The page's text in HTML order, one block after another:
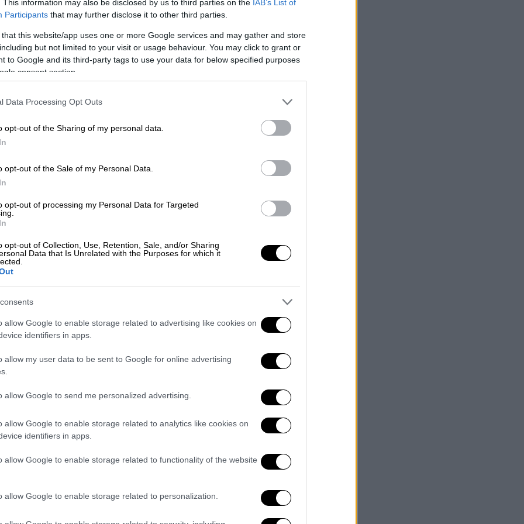
This information may also be disclosed by us to third parties on the IAB’s List of
Participants that may further disclose it to other third parties.
that this website/app uses one or more Google services and may gather and store
but not limited to your visit or usage behaviour. You may click to grant or
to Google and its third-party tags to use your data for below specified purposes
consent section.
Data Processing Opt Outs
opt-out of the Sharing of my personal data.
opt-out of the Sale of my Personal Data.
opt-out of processing my Personal Data for Targeted
opt-out of Collection, Use, Retention, Sale, and/or Sharing
Data that Is Unrelated with the Purposes for which it
allow Google to enable storage related to advertising like cookies on
identifiers in apps.
allow my user data to be sent to Google for online advertising
allow Google to send me personalized advertising.
allow Google to enable storage related to analytics like cookies on
identifiers in apps.
allow Google to enable storage related to functionality of the website
allow Google to enable storage related to personalization.
αστυνομικών της Διεύθυνσης
Αστυνομικού Τμήματος Λευκού Πύργου
της Διεύθυνσης Άμεσης Δράσης
Γεωργιανού, ο οποίος επιτέθηκε
τη σύνοικό του – μητέρα του παιδιού
απόπειρα βιασμού, βία κατά
παράβαση Νόμου περί όπλων και
το
κέντρο της Άμεσης Δράσης δέχτηκε
προλαβαίνοντας να δώσει μόνο τη
την περιοχή) καθώς ο άνδρας που την
το τηλέφωνο.